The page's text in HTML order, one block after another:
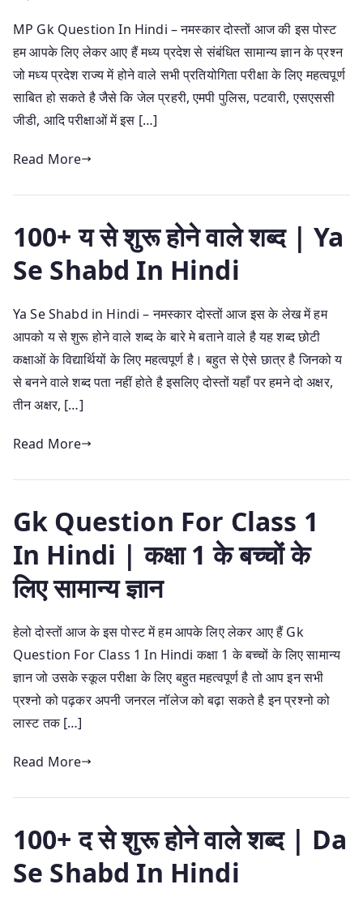
MP Gk Question In Hindi – नमस्कार दोस्तों आज की इस पोस्ट
हम आपके लिए लेकर आए हैं मध्य प्रदेश से संबंधित सामान्य ज्ञान के प्रश्न
जो मध्य प्रदेश राज्य में होने वाले सभी प्रतियोगिता परीक्षा के लिए महत्वपूर्ण
साबित हो सकते है जैसे कि जेल प्रहरी, एमपी पुलिस, पटवारी, एसएससी
जीडी, आदि परीक्षाओं में इस […]
Read More
100+ य से शुरू होने वाले शब्द | Ya
Se Shabd In Hindi
Ya Se Shabd in Hindi – नमस्कार दोस्तों आज इस के लेख में हम
आपको य से शुरू होने वाले शब्द के बारे मे बताने वाले है यह शब्द छोटी
कक्षाओं के विद्यार्थियों के लिए महत्वपूर्ण है। बहुत से ऐसे छात्र है जिनको य
से बनने वाले शब्द पता नहीं होते है इसलिए दोस्तों यहाँ पर हमने दो अक्षर,
तीन अक्षर, […]
Read More
Gk Question For Class 1
In Hindi | कक्षा 1 के बच्चों के
लिए सामान्य ज्ञान
हेलो दोस्तों आज के इस पोस्ट में हम आपके लिए लेकर आए हैं Gk
Question For Class 1 In Hindi कक्षा 1 के बच्चों के लिए सामान्य
ज्ञान जो उसके स्कूल परीक्षा के लिए बहुत महत्वपूर्ण है तो आप इन सभी
प्रश्नो को पढ़कर अपनी जनरल नॉलेज को बढ़ा सकते है इन प्रश्नो को
लास्ट तक […]
Read More
100+ द से शुरू होने वाले शब्द | Da
Se Shabd In Hindi